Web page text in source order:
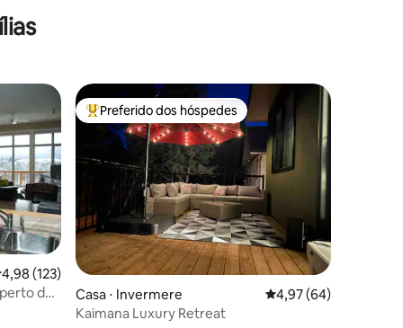
hóspedes
de uma avaliação média de 5, 123 avaliações
4,98 (123)
de
Entre os melhores preferidos dos hóspedes
Preferido dos hóspedes
Casa ⋅ Invermere 4,97 de uma
4,97 (64)
Kaimana Luxury Retreat